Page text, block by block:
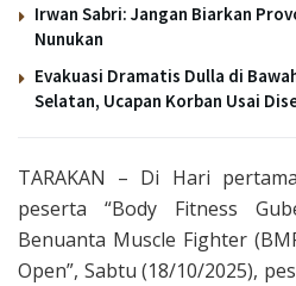
Irwan Sabri: Jangan Biarkan
Nunukan
Evakuasi Dramatis Dulla di
Selatan, Ucapan Korban Usai
TARAKAN – Di Hari
peserta “Body Fitness
Benuanta Muscle Fighter
Open”, Sabtu (18/10/2025),